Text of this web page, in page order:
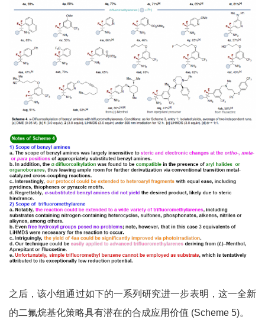
之后，该小组通过如下的一系列研究进一步表明，这一全新
的二氟烷基化策略具有潜在的合成应用价值 (Scheme 5)。